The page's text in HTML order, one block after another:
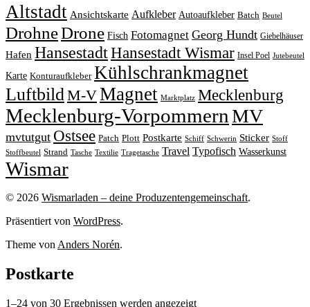
Altstadt Ansichtskarte Aufkleber Autoaufkleber Batch Beutel
DrohneDrone Fisch Fotomagnet Georg Hundt Giebelhäuser
Hafen HansestadtHansestadt Wismar Insel Poel Jutebeutel
Karte Konturaufkleber Kühlschrankmagnet
LuftbildM-VMagnet Marktplatz Mecklenburg
Mecklenburg-VorpommernMV
mvtutgut Ostsee Patch Plott Postkarte Schiff Schwerin Sticker Stoff
Stoffbeutel Strand Tasche Textilie Tragetasche Travel Typofisch Wasserkunst
Wismar
© 2026 Wismarladen – deine Produzentengemeinschaft.
Präsentiert von WordPress.
Theme von Anders Norén.
Postkarte
1–24 von 30 Ergebnissen werden angezeigtNach